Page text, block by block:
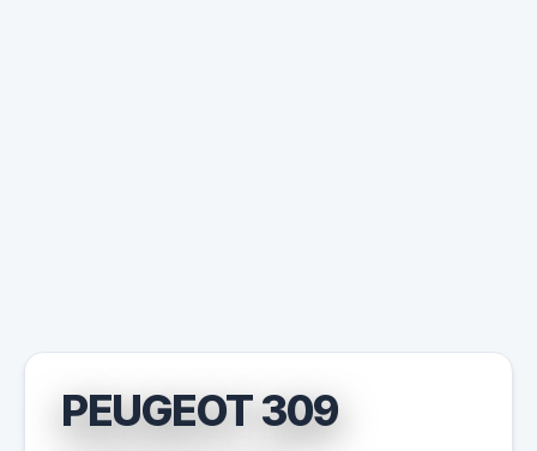
PEUGEOT 309